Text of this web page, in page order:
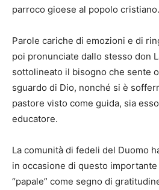
parroco gioese al popolo cristiano.
Parole cariche di emozioni e di
poi pronunciate dallo stesso don
sottolineato il bisogno che sente
sguardo di Dio, nonché si è
pastore visto come guida, sia
educatore.
La comunità di fedeli del Duomo
in occasione di questo
“papale” come segno di